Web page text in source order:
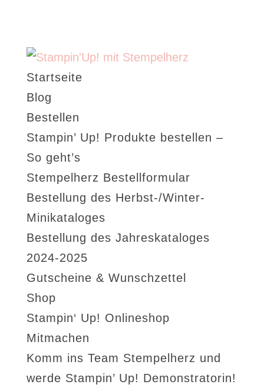
Startseite
Blog
Bestellen
Stampin’ Up! Produkte bestellen –
So geht’s
Stempelherz Bestellformular
Bestellung des Herbst-/Winter-
Minikataloges
Bestellung des Jahreskataloges
2024-2025
Gutscheine & Wunschzettel
Shop
Stampin‘ Up! Onlineshop
Mitmachen
Komm ins Team Stempelherz und
werde Stampin’ Up! Demonstratorin!